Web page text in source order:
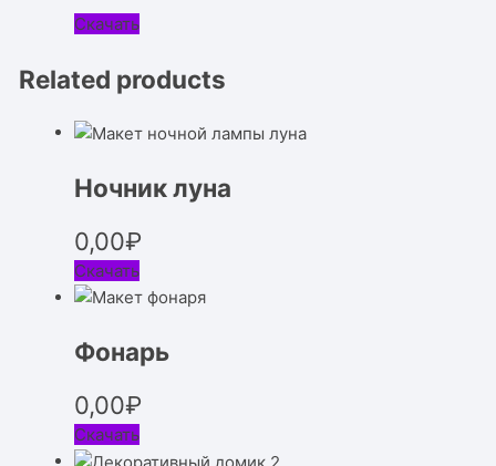
Скачать
Related products
Ночник луна
0,00₽
Скачать
Фонарь
0,00₽
Скачать